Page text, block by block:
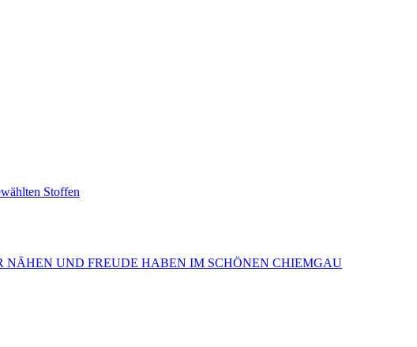
Stoffen
NÄHEN UND FREUDE HABEN IM SCHÖNEN CHIEMGAU